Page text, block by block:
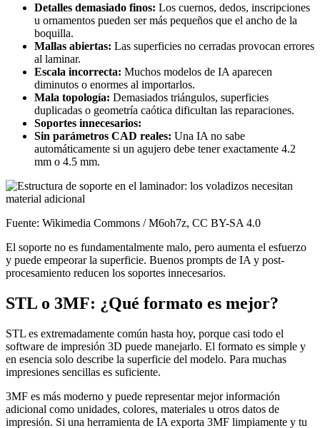
Detalles demasiado finos: Los cuernos, dedos, inscripciones
u ornamentos pueden ser más pequeños que el ancho de la
boquilla.
Mallas abiertas: Las superficies no cerradas provocan errores
al laminar.
Escala incorrecta: Muchos modelos de IA aparecen
diminutos o enormes al importarlos.
Mala topología: Demasiados triángulos, superficies
duplicadas o geometría caótica dificultan las reparaciones.
Soportes innecesarios:
Sin parámetros CAD reales: Una IA no sabe
automáticamente si un agujero debe tener exactamente 4.2
mm o 4.5 mm.
Fuente: Wikimedia Commons / M6oh7z, CC BY-SA 4.0
El soporte no es fundamentalmente malo, pero aumenta el esfuerzo
y puede empeorar la superficie. Buenos prompts de IA y post-
procesamiento reducen los soportes innecesarios.
STL o 3MF: ¿Qué formato es mejor?
STL es extremadamente común hasta hoy, porque casi todo el
software de impresión 3D puede manejarlo. El formato es simple y
en esencia solo describe la superficie del modelo. Para muchas
impresiones sencillas es suficiente.
3MF es más moderno y puede representar mejor información
adicional como unidades, colores, materiales u otros datos de
impresión. Si una herramienta de IA exporta 3MF limpiamente y tu